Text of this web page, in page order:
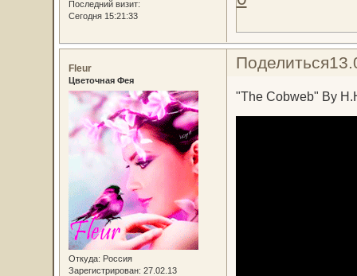
Последний визит:
Сегодня 15:21:33
Поделиться
Fleur
Цветочная Фея
Откуда: Россия
Зарегистрирован: 27.02.13
"The Cobweb" By